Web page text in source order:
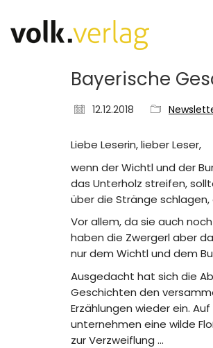
Bayerische
12.12.2018
Liebe Leserin, lieber Leser,
wenn der Wichtl und der
das Unterholz streifen,
über die Stränge
Vor allem, da sie auch
haben die Zwergerl aber
nur dem Wichtl und dem
Ausgedacht hat sich die
Geschichten den
Erzählungen wieder ein.
unternehmen eine wilde
zur Verzweiflung …